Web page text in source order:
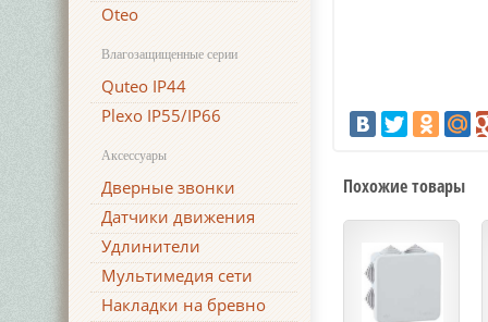
Oteo
Влагозащищенные серии
Quteo IP44
Plexo IP55/IP66
Аксессуары
Дверные звонки
Датчики движения
Удлинители
Мультимедия сети
Накладки на бревно
Похожие товары